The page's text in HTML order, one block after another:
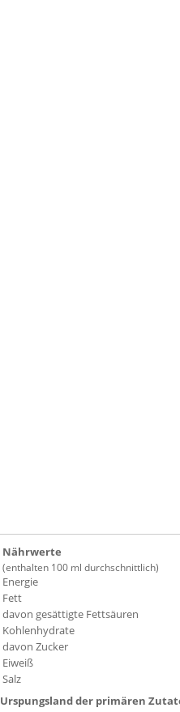
Nährwerte
(enthalten 100 ml durchschnittlich)
Energie
Fett
davon gesättigte Fettsäuren
Kohlenhydrate
davon Zucker
Eiweiß
Salz
Urspungsland der primären